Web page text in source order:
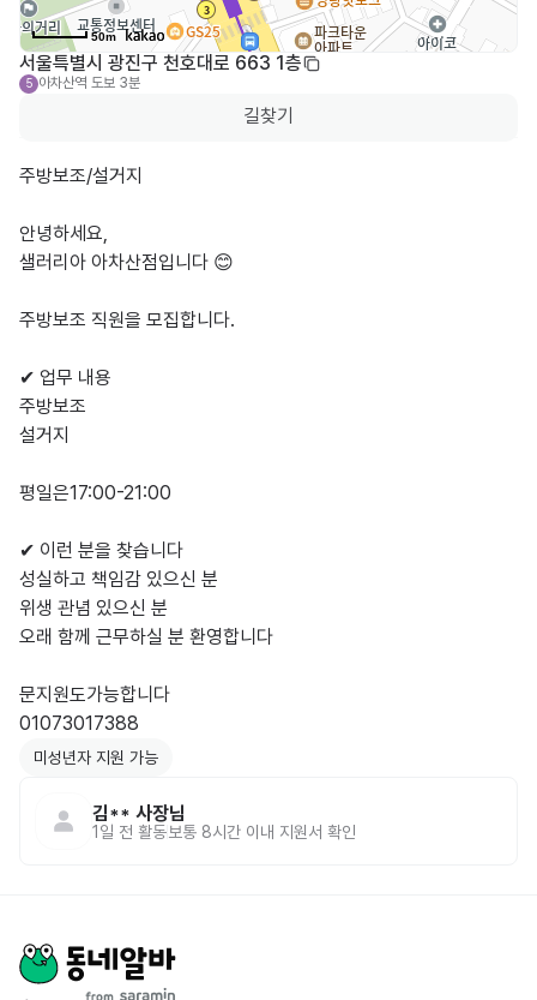
50m
서울특별시 광진구 천호대로 663 1층
5 아차산역 도보 3분
길찾기
주방보조/설거지
안녕하세요,
샐러리아 아차산점입니다 😊
주방보조 직원을 모집합니다.
✔ 업무 내용
주방보조
설거지
평일은17:00-21:00
✔ 이런 분을 찾습니다
성실하고 책임감 있으신 분
위생 관념 있으신 분
오래 함께 근무하실 분 환영합니다
문지원도가능합니다
01073017388
미성년자 지원 가능
김** 사장님
1일 전 활동보통 8시간 이내 지원서 확인